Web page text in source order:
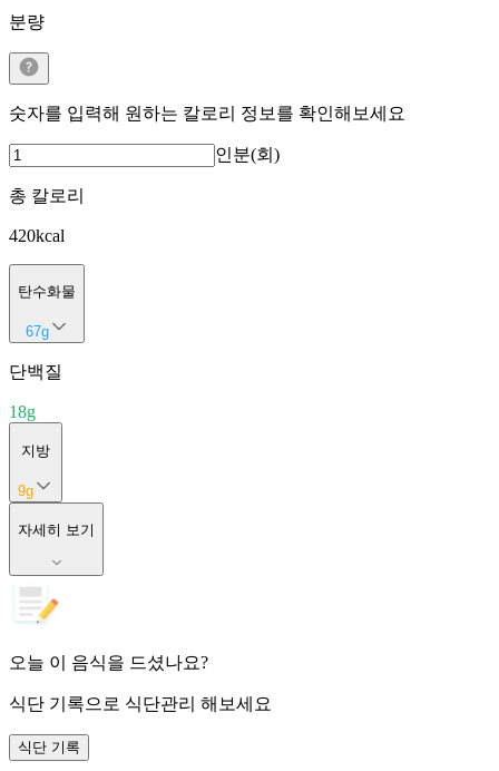
분량
숫자를 입력해 원하는 칼로리 정보를 확인해보세요
인분(회)
총 칼로리
420kcal
탄수화물
67g
단백질
18g
지방
9g
자세히 보기
오늘 이 음식을 드셨나요?
식단 기록으로 식단관리 해보세요
식단 기록